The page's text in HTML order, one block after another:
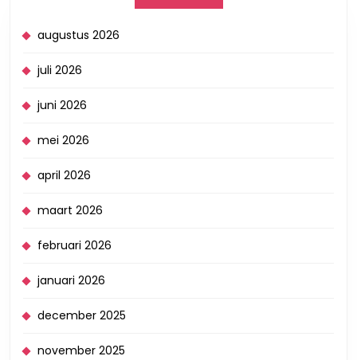
augustus 2026
juli 2026
juni 2026
mei 2026
april 2026
maart 2026
februari 2026
januari 2026
december 2025
november 2025